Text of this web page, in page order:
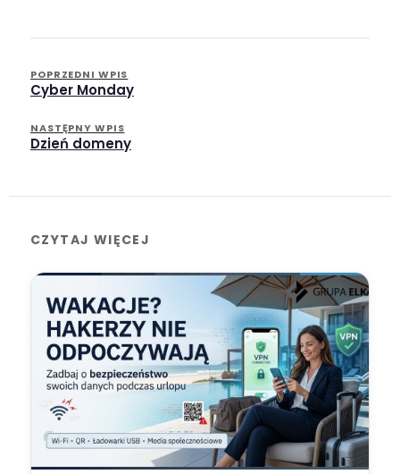
POPRZEDNI WPIS
Cyber Monday
NASTĘPNY WPIS
Dzień domeny
CZYTAJ WIĘCEJ